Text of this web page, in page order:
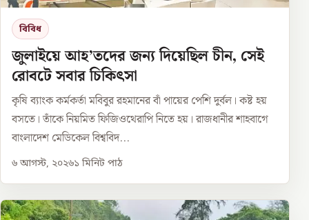
বিবিধ
জুলাইয়ে আহ’তদের জন্য দিয়েছিল চীন, সেই
রোবটে সবার চিকিৎসা
কৃষি ব্যাংক কর্মকর্তা মবিবুর রহমানের বাঁ পায়ের পেশি দুর্বল। কষ্ট হয়
বসতে। তাঁকে নিয়মিত ফিজিওথেরাপি নিতে হয়। রাজধানীর শাহবাগে
বাংলাদেশ মেডিকেল বিশ্ববিদ...
৬ আগস্ট, ২০২৬১ মিনিট পাঠ